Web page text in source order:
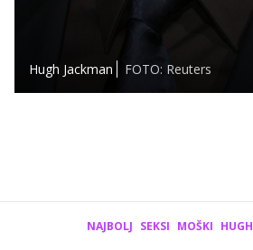
Hugh Jackman FOTO: Reuters
NAJBOLJ SEKSI MOŠKI HUGH